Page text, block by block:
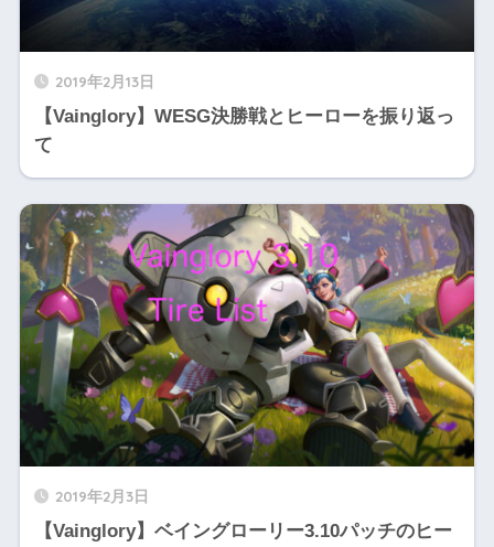
2019年2月13日
【Vainglory】WESG決勝戦とヒーローを振り返っ
て
2019年2月3日
【Vainglory】ベイングローリー3.10パッチのヒー